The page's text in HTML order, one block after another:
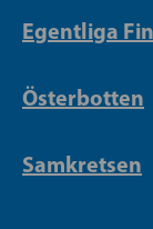
Egentliga
Österbotten
Samkretsen